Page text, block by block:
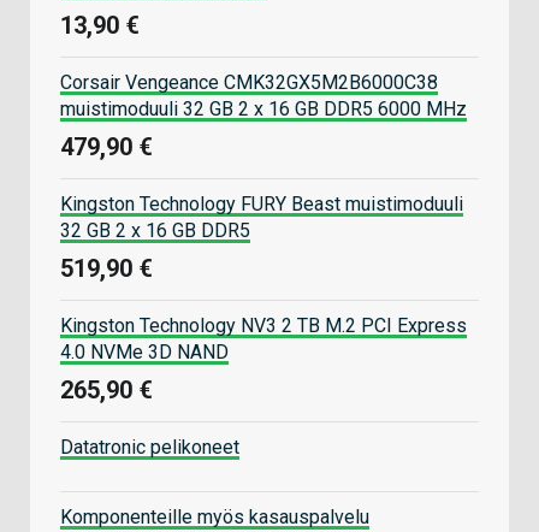
13,90 €
Corsair Vengeance CMK32GX5M2B6000C38
muistimoduuli 32 GB 2 x 16 GB DDR5 6000 MHz
479,90 €
Kingston Technology FURY Beast muistimoduuli
32 GB 2 x 16 GB DDR5
519,90 €
Kingston Technology NV3 2 TB M.2 PCI Express
4.0 NVMe 3D NAND
265,90 €
Datatronic pelikoneet
Komponenteille myös kasauspalvelu